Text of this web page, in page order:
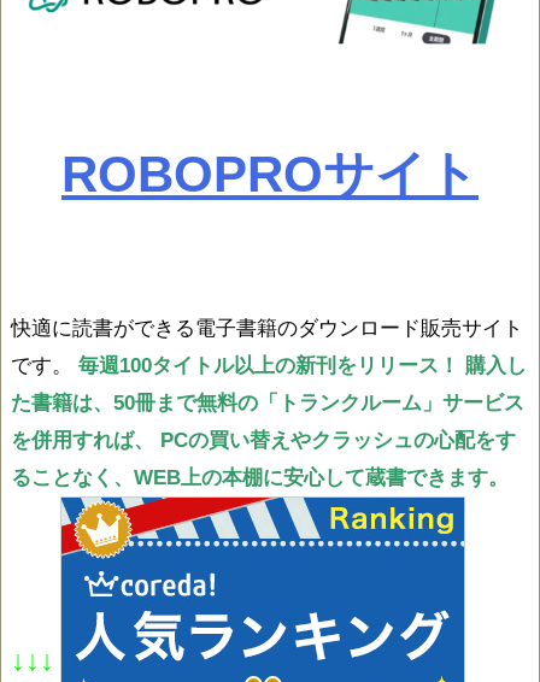
ROBOPROサイト
快適に読書ができる電子書籍のダウンロード販売サイト
です。 毎週100タイトル以上の新刊をリリース！
購入し
た書籍は、50冊まで無料の「トランクルーム」サービス
を併用すれば、
PCの買い替えやクラッシュの心配をす
ることなく、WEB上の本棚に安心して蔵書できます。
↓↓↓